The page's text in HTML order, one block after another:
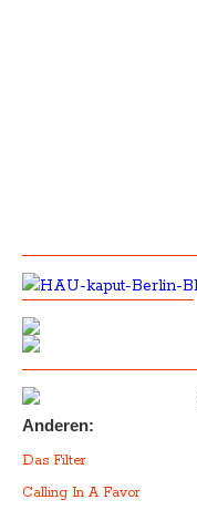
Anderen:
Das Filter
Calling In A Favor